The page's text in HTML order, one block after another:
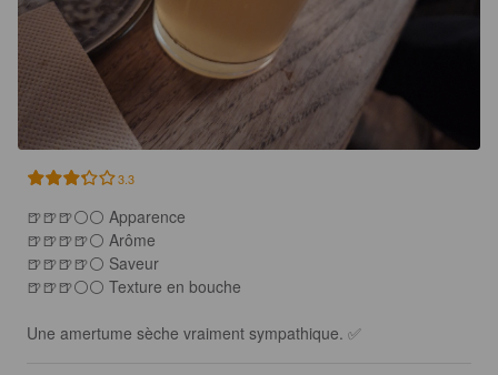
3.3
🍺🍺🍺⚪️⚪ Apparence
🍺🍺🍺🍺⚪️ Arôme
🍺🍺🍺🍺⚪ Saveur
🍺🍺🍺⚪️⚪️ Texture en bouche
Une amertume sèche vraiment sympathique. ✅️